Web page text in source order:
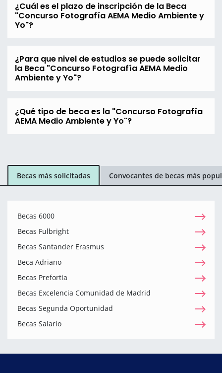
¿Cuál es el plazo de inscripción de la Beca
"Concurso Fotografía AEMA Medio Ambiente y
Yo"?
¿Para que nivel de estudios se puede solicitar
la Beca "Concurso Fotografía AEMA Medio
Ambiente y Yo"?
¿Qué tipo de beca es la "Concurso Fotografía
AEMA Medio Ambiente y Yo"?
Becas más solicitadas Convocantes de becas más
Becas 6000
Becas Fulbright
Becas Santander Erasmus
Beca Adriano
Becas Prefortia
Becas Excelencia Comunidad de Madrid
Becas Segunda Oportunidad
Becas Salario